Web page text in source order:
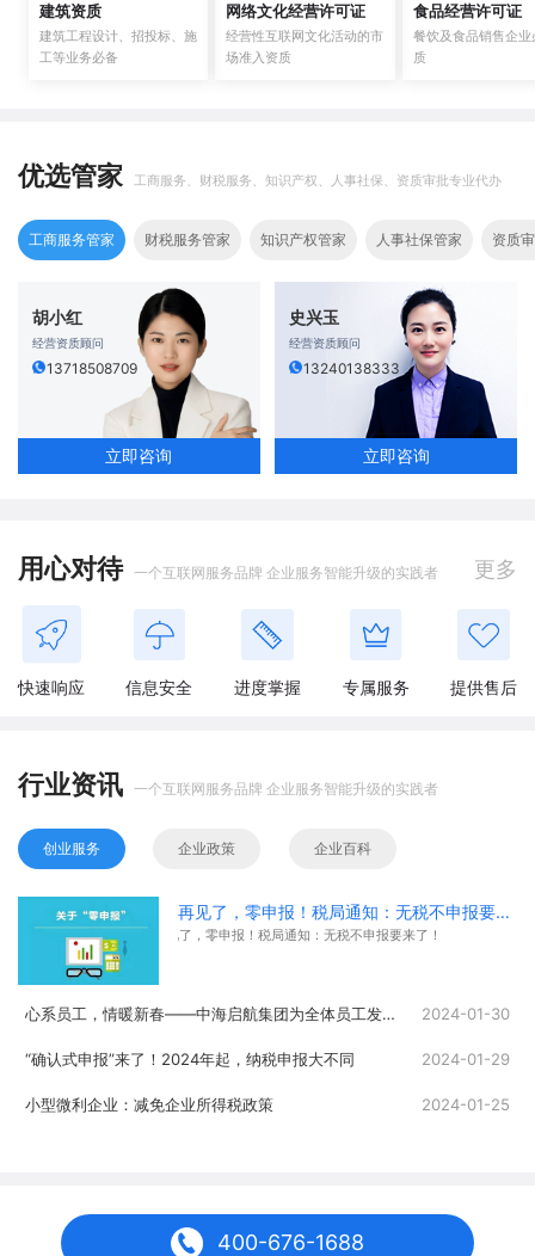
建筑资质
建筑工程设计、招投标、施
工等业务必备
网络文化经营许可证
经营性互联网文化活动的市
场准入资质
食品经营许可证
餐饮及食品销售企业
质
优选管家 工商服务、财税服务、知识产权、人事社保、资质审批专业代办
工商服务管家 财税服务管家 知识产权管家 人事社保管家 资质
胡小红
经营资质顾问
13718508709
立即咨询
史兴玉
经营资质顾问
13240138333
立即咨询
用心对待 一个互联网服务品牌 企业服务智能升级的实践者 更多
快速响应 信息安全 进度掌握 专属服务 提供售后
行业资讯 一个互联网服务品牌 企业服务智能升级的实践者
创业服务 企业政策 企业百科
再见了，零申报！税局通知：无税不申报要来了！
再见了，零申报！税局通知：无税不申报要来了！
心系员工，情暖新春——中海启航集团为全体员工发放春节福利 2024-01-30
“确认式申报”来了！2024年起，纳税申报大不同 2024-01-29
小型微利企业：减免企业所得税政策 2024-01-25
400-676-1688